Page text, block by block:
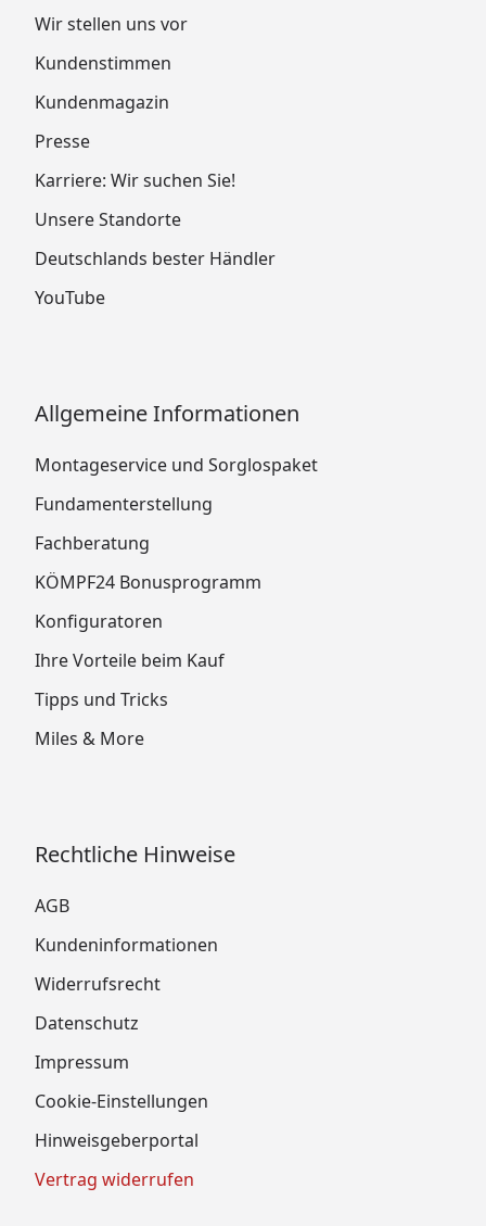
Wir stellen uns vor
Kundenstimmen
Kundenmagazin
Presse
Karriere: Wir suchen Sie!
Unsere Standorte
Deutschlands bester Händler
YouTube
Allgemeine Informationen
Montageservice und Sorglospaket
Fundamenterstellung
Fachberatung
KÖMPF24 Bonusprogramm
Konfiguratoren
Ihre Vorteile beim Kauf
Tipps und Tricks
Miles & More
Rechtliche Hinweise
AGB
Kundeninformationen
Widerrufsrecht
Datenschutz
Impressum
Cookie-Einstellungen
Hinweisgeberportal
Vertrag widerrufen